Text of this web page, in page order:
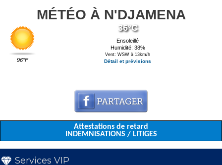
MÉTÉO À N'DJAMENA
96°F
36°C
Ensoleillé
Humidité: 38%
Vent: WSW à 13km/h
Détail et prévisions
Attestations de retard
INDEMNISATIONS / LITIGES
Services VIP